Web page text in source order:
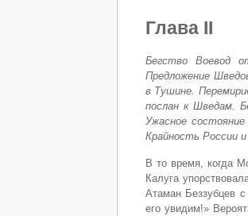
Глава II
Бегство Воевод
Предложение
в Тушине.
послан к Шведам.
Ужасное
Крайность России
В то время, когда
Калуга
Атаман Беззубцев
его увидим!»